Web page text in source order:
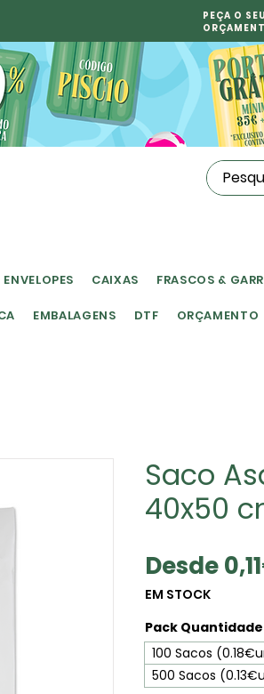
PEÇA O SEU
ENVELOPES CAIXAS FRASCOS &
EMBALAGENS DTF ORÇAMENTO
Saco
40x50
Desde
EM STOCK
Pack
100 Sacos
500 Sacos